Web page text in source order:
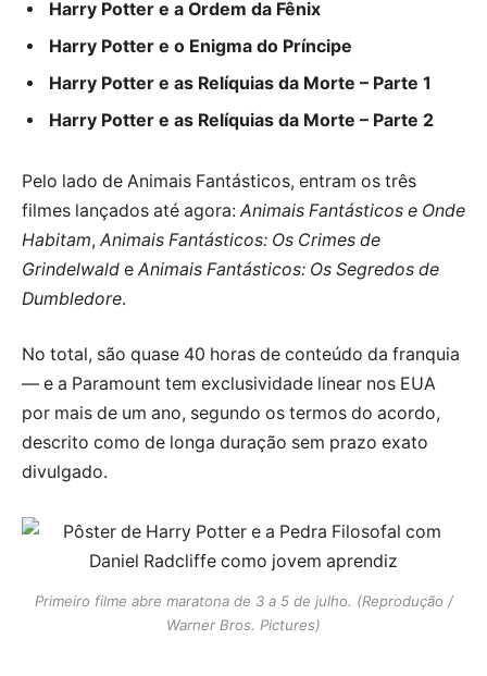
Harry Potter e a Ordem da Fênix
Harry Potter e o Enigma do Príncipe
Harry Potter e as Relíquias da Morte – Parte 1
Harry Potter e as Relíquias da Morte – Parte 2
Pelo lado de Animais Fantásticos, entram os três
filmes lançados até agora: Animais Fantásticos e Onde
Habitam, Animais Fantásticos: Os Crimes de
Grindelwald e Animais Fantásticos: Os Segredos de
Dumbledore.
No total, são quase 40 horas de conteúdo da franquia
— e a Paramount tem exclusividade linear nos EUA
por mais de um ano, segundo os termos do acordo,
descrito como de longa duração sem prazo exato
divulgado.
Primeiro filme abre maratona de 3 a 5 de julho. (Reprodução /
Warner Bros. Pictures)